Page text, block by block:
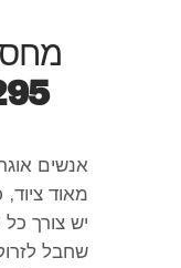
אנשים
מאוד ציוד,
יש צורך כל
שחבל